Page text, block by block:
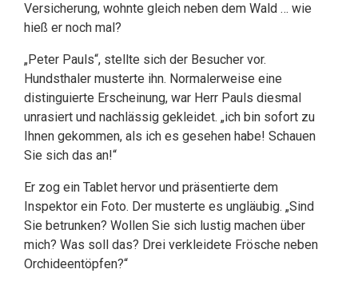
Versicherung, wohnte gleich neben dem Wald … wie
hieß er noch mal?
„Peter Pauls“, stellte sich der Besucher vor.
Hundsthaler musterte ihn. Normalerweise eine
distinguierte Erscheinung, war Herr Pauls diesmal
unrasiert und nachlässig gekleidet. „ich bin sofort zu
Ihnen gekommen, als ich es gesehen habe! Schauen
Sie sich das an!“
Er zog ein Tablet hervor und präsentierte dem
Inspektor ein Foto. Der musterte es ungläubig. „Sind
Sie betrunken? Wollen Sie sich lustig machen über
mich? Was soll das? Drei verkleidete Frösche neben
Orchideentöpfen?“